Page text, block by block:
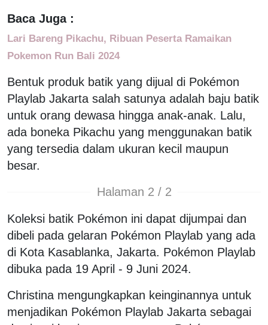
Baca Juga :
Lari Bareng Pikachu, Ribuan Peserta Ramaikan
Pokemon Run Bali 2024
Bentuk produk batik yang dijual di Pokémon
Playlab Jakarta salah satunya adalah baju batik
untuk orang dewasa hingga anak-anak. Lalu,
ada boneka Pikachu yang menggunakan batik
yang tersedia dalam ukuran kecil maupun
besar.
Halaman 2 / 2
Koleksi batik Pokémon ini dapat dijumpai dan
dibeli pada gelaran Pokémon Playlab yang ada
di Kota Kasablanka, Jakarta. Pokémon Playlab
dibuka pada 19 April - 9 Juni 2024.
Christina mengungkapkan keinginannya untuk
menjadikan Pokémon Playlab Jakarta sebagai